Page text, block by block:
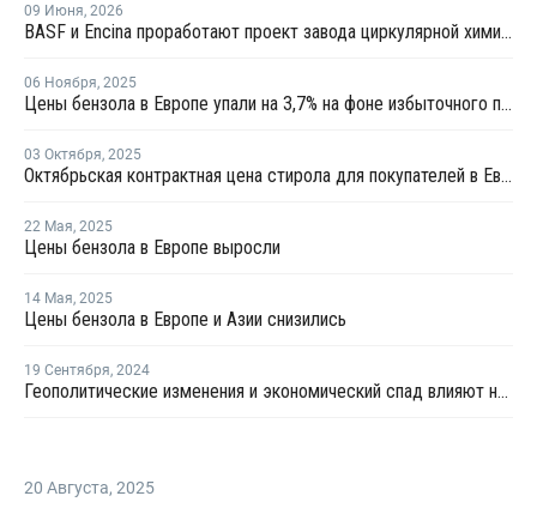
09 Июня, 2026
BASF и Encina проработают проект завода циркулярной химии в США
06 Ноября, 2025
Цены бензола в Европе упали на 3,7% на фоне избыточного предложения и слабого спроса
03 Октября, 2025
Октябрьская контрактная цена стирола для покупателей в Европе снизилась на EUR51 за тонну
22 Мая, 2025
Цены бензола в Европе выросли
14 Мая, 2025
Цены бензола в Европе и Азии снизились
19 Сентября, 2024
Геополитические изменения и экономический спад влияют на цены бензола в Европе
20 Августа, 2025